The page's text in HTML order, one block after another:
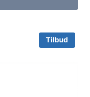
Tilbud